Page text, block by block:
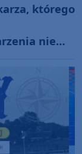
którego
nie